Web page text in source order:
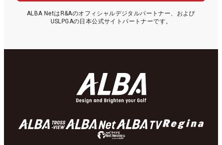
ALBA NetはR&Aのオフィシャルデジタルパートナー、および
USLPGAの日本公式サイトパートナーです。